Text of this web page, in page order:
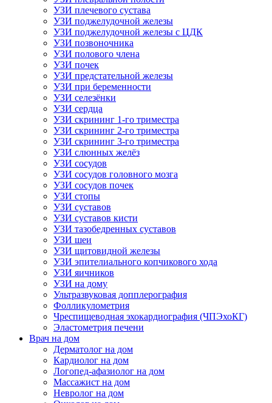
УЗИ плечевого сустава
УЗИ поджелудочной железы
УЗИ поджелудочной железы с ЦДК
УЗИ позвоночника
УЗИ полового члена
УЗИ почек
УЗИ предстательной железы
УЗИ при беременности
УЗИ селезёнки
УЗИ сердца
УЗИ скрининг 1-го триместра
УЗИ скрининг 2-го триместра
УЗИ скрининг 3-го триместра
УЗИ слюнных желёз
УЗИ сосудов
УЗИ сосудов головного мозга
УЗИ сосудов почек
УЗИ стопы
УЗИ суставов
УЗИ суставов кисти
УЗИ тазобедренных суставов
УЗИ шеи
УЗИ щитовидной железы
УЗИ эпителиального копчикового хода
УЗИ яичников
УЗИ на дому
Ультразвуковая допплерография
Фолликулометрия
Чреспищеводная эхокардиография (ЧПЭхоКГ)
Эластометрия печени
Врач на дом
Дерматолог на дом
Кардиолог на дом
Логопед-афазиолог на дом
Массажист на дом
Невролог на дом